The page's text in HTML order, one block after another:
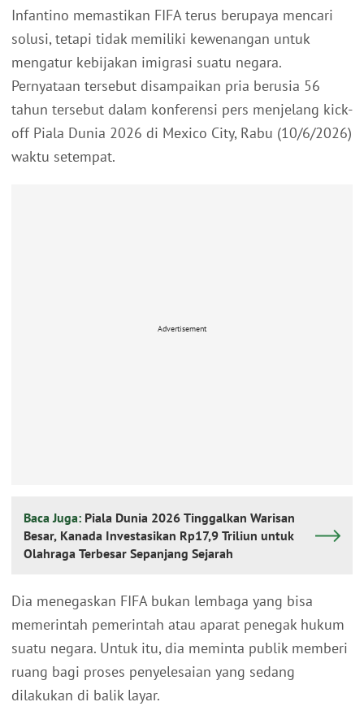
Infantino memastikan FIFA terus berupaya mencari
solusi, tetapi tidak memiliki kewenangan untuk
mengatur kebijakan imigrasi suatu negara.
Pernyataan tersebut disampaikan pria berusia 56
tahun tersebut dalam konferensi pers menjelang kick-
off Piala Dunia 2026 di Mexico City, Rabu (10/6/2026)
waktu setempat.
Advertisement
Baca Juga: Piala Dunia 2026 Tinggalkan Warisan
Besar, Kanada Investasikan Rp17,9 Triliun untuk
Olahraga Terbesar Sepanjang Sejarah
Dia menegaskan FIFA bukan lembaga yang bisa
memerintah pemerintah atau aparat penegak hukum
suatu negara. Untuk itu, dia meminta publik memberi
ruang bagi proses penyelesaian yang sedang
dilakukan di balik layar.